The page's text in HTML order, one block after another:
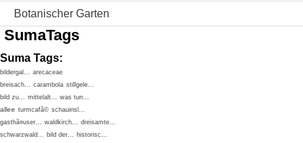
Botanischer Garten
SumaTags
Suma Tags:
bildergal... arecaceae
breisach... carambola stillgele...
bild zu... mittelalt... was tun...
allee turmcafã© schauinsl...
gasthã¤user... waldkirch... dreisamte...
schwarzwald... bild der... historisc...